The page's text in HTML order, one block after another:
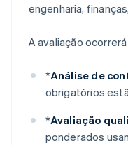
engenharia,
A avaliação
*Análise de
obrigatórios
*Avaliação
ponderados